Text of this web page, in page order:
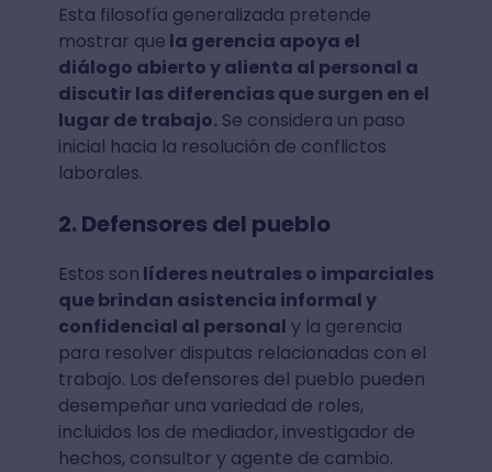
Esta filosofía generalizada pretende
mostrar que la gerencia apoya el
diálogo abierto y alienta al personal a
discutir las diferencias que surgen en el
lugar de trabajo.Se considera un paso
inicial hacia la resolución de conflictos
laborales.
2. Defensores del pueblo
Estos son líderes neutrales o imparciales
que brindan asistencia informal y
confidencial al personal y la gerencia
para resolver disputas relacionadas con el
trabajo. Los defensores del pueblo pueden
desempeñar una variedad de roles,
incluidos los de mediador, investigador de
hechos, consultor y agente de cambio.